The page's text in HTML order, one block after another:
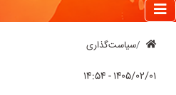
سیاست‌گذاری
۱۴۰۵/۰۲/۰۱ - ۱۴:۵۴